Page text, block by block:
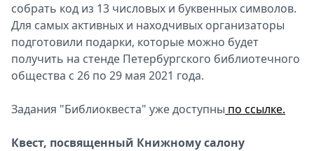
собрать код из 13 числовых и буквенных символов.
Для самых активных и находчивых организаторы
подготовили подарки, которые можно будет
получить на стенде Петербургского библиотечного
общества с 26 по 29 мая 2021 года.
Задания "Библиоквеста" уже доступны по ссылке.
Квест, посвященный Книжному салону